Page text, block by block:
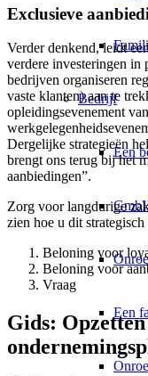
Bedrijf
Een
Een
Exclusieve
Verder denkend, leidt
verdere investeringen in
bedrijven organiseren
vaste klanten) aan te
opleidingsevenement
Dergelijke strategieën
brengt ons terug bij het
aanbiedingen”.
Zorg voor langdurige
zien hoe u dit strategisch
Beloning voor
Beloning voor
Vraag
Gids: